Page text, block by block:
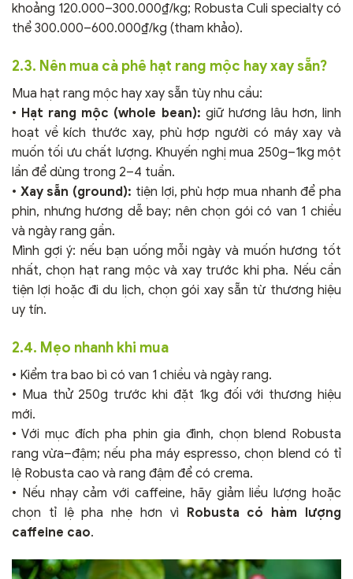
khoảng 120.000–300.000₫/kg; Robusta Culi specialty có
thể 300.000–600.000₫/kg (tham khảo).
2.3. Nên mua cà phê hạt rang mộc hay xay sẵn?
Mua hạt rang mộc hay xay sẵn tùy nhu cầu:
• Hạt rang mộc (whole bean): giữ hương lâu hơn, linh
hoạt về kích thước xay, phù hợp người có máy xay và
muốn tối ưu chất lượng. Khuyến nghị mua 250g–1kg một
lần để dùng trong 2–4 tuần.
• Xay sẵn (ground): tiện lợi, phù hợp mua nhanh để pha
phin, nhưng hương dễ bay; nên chọn gói có van 1 chiều
và ngày rang gần.
Mình gợi ý: nếu bạn uống mỗi ngày và muốn hương tốt
nhất, chọn hạt rang mộc và xay trước khi pha. Nếu cần
tiện lợi hoặc đi du lịch, chọn gói xay sẵn từ thương hiệu
uy tín.
2.4. Mẹo nhanh khi mua
• Kiểm tra bao bì có van 1 chiều và ngày rang.
• Mua thử 250g trước khi đặt 1kg đối với thương hiệu
mới.
• Với mục đích pha phin gia đình, chọn blend Robusta
rang vừa–đậm; nếu pha máy espresso, chọn blend có tỉ
lệ Robusta cao và rang đậm để có crema.
• Nếu nhạy cảm với caffeine, hãy giảm liều lượng hoặc
chọn tỉ lệ pha nhẹ hơn vì Robusta có hàm lượng
caffeine cao.